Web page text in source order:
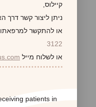
קיילוס,
ניתן ליצור קשר דרך
או להתקשר
3122
או לשלוח מייל
patients in